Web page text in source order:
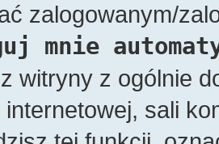
zalogowanym/
mnie
witryny z ogólnie
sali